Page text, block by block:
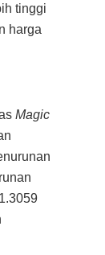
tinggi
harga
Magic